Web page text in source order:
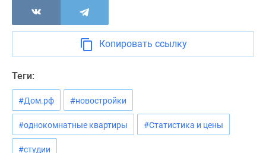
Мнение
эксперта
Новости
недвижимости
Новостройки
Ленинградской
области
Копировать ссылку
Теги:
#Дом.рф #новостройки
#однокомнатные квартиры #Статистика и цены
#студии